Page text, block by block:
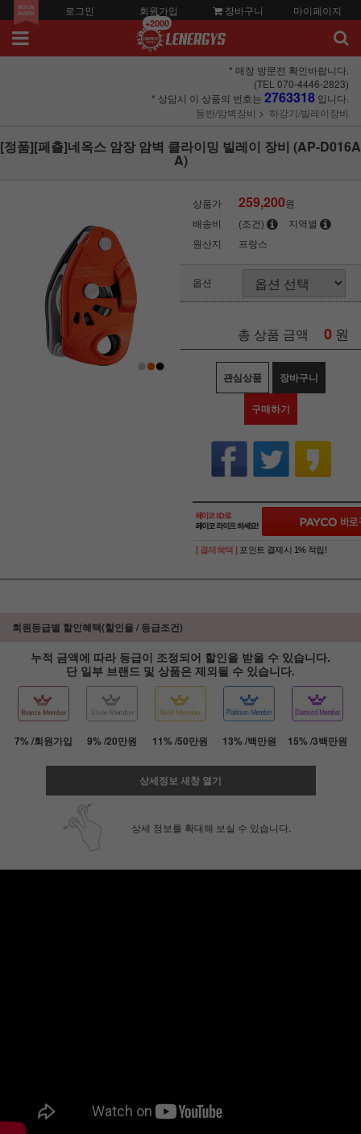
로그인 회원가입
+2000
장바구니 마이페이지
* 매장 방문전 확인바랍니다.
(TEL 070-4446-2823)
* 상담시 이 상품의 번호는 2763318 입니다.
등반/암벽장비
하강기/빌레이장비
[정품][페츨]네옥스 암장 암벽 클라이밍 빌레이 장비 (AP-D016A
A)
상품가 259,200원
배송비
(조건)
지역별
원산지
프랑스
옵션
총 상품 금액 0 원
관심상품 장바구니
구매하기
[ 결제혜택 ] 포인트 결제시 1% 적립!
회원등급별 할인혜택(할인율 / 등급조건)
누적 금액에 따라 등급이 조정되어 할인을 받을 수 있습니다.
단 일부 브랜드 및 상품은 제외될 수 있습니다.
7% /회원가입 9% /20만원 11% /50만원 13% /백만원 15% /3백만원
상세정보 새창 열기
상세 정보를 확대해 보실 수 있습니다.